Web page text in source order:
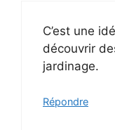
C’est une
découvrir
jardinage.
Répondre